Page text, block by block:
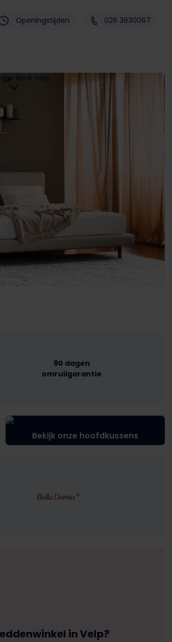
Openingstijden 026 3630067
90 dagen
omruilgarantie
Bekijk onze hoofdkussens
in Velp?